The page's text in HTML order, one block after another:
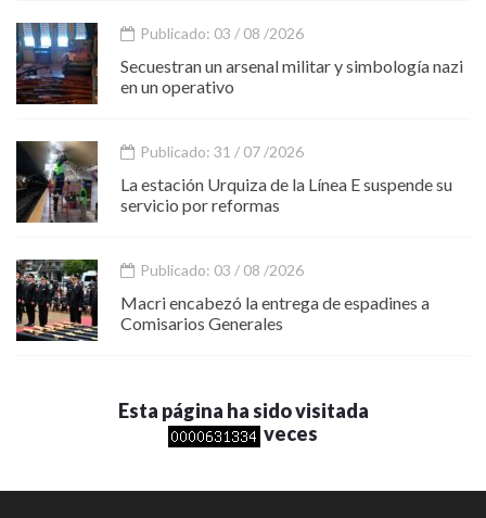
Publicado: 03 / 08 /2026
Secuestran un arsenal militar y simbología nazi
en un operativo
Publicado: 31 / 07 /2026
La estación Urquiza de la Línea E suspende su
servicio por reformas
Publicado: 03 / 08 /2026
Macri encabezó la entrega de espadines a
Comisarios Generales
Esta página ha sido visitada
veces